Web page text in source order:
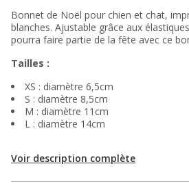
Bonnet de Noël pour chien et chat,
blanches. Ajustable grâce aux
pourra faire partie de la fête avec ce
Tailles :
XS : diamètre 6,5cm
S : diamètre 8,5cm
M : diamètre 11cm
L : diamètre 14cm
Voir description complète